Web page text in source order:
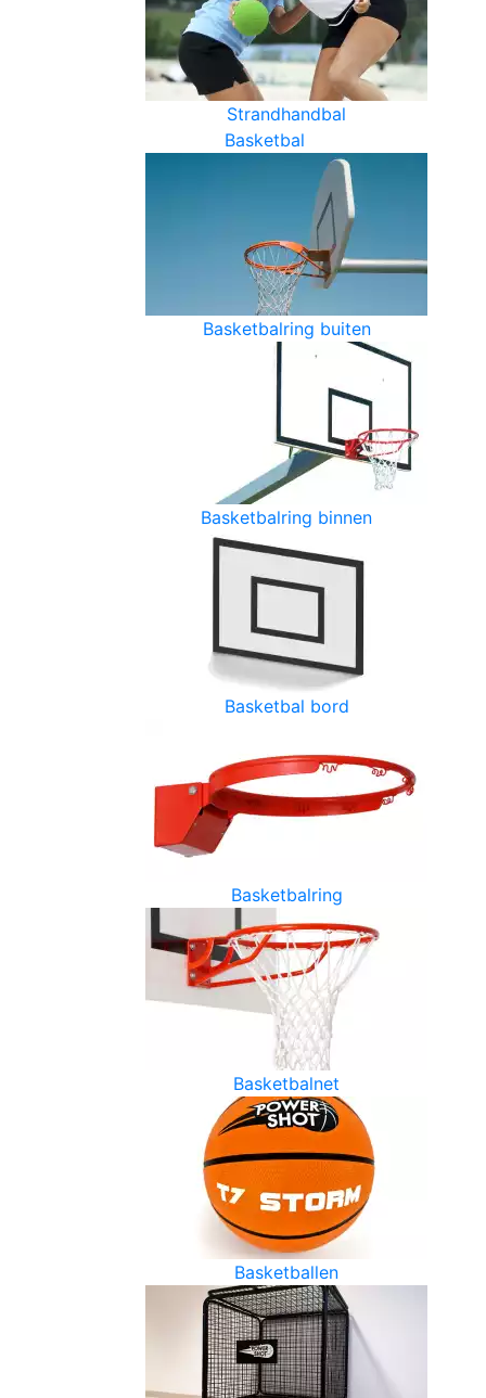
Strandhandbal
Basketbal
Basketbalring buiten
Basketbalring binnen
Basketbal bord
Basketbalring
Basketbalnet
Basketballen